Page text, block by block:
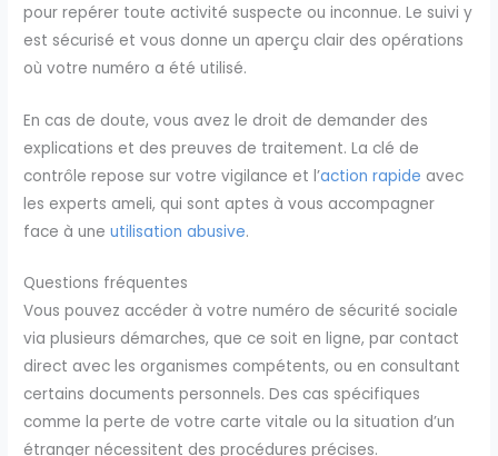
pour repérer toute activité suspecte ou inconnue. Le suivi y
est sécurisé et vous donne un aperçu clair des opérations
où votre numéro a été utilisé.
En cas de doute, vous avez le droit de demander des
explications et des preuves de traitement. La clé de
contrôle repose sur votre vigilance et l’action rapide avec
les experts ameli, qui sont aptes à vous accompagner
face à uneutilisation abusive.
Questions fréquentes
Vous pouvez accéder à votre numéro de sécurité sociale
via plusieurs démarches, que ce soit en ligne, par contact
direct avec les organismes compétents, ou en consultant
certains documents personnels. Des cas spécifiques
comme la perte de votre carte vitale ou la situation d’un
étranger nécessitent des procédures précises.